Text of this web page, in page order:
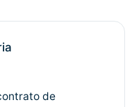
de